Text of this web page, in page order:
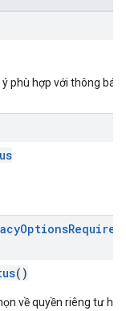
phù hợp với thông báo
Options
()
về quyền riêng tư hay